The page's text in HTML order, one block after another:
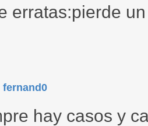
erratas:pierde
fernand0
hay casos y